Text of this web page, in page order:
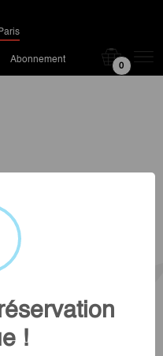
Abonnement
0
!